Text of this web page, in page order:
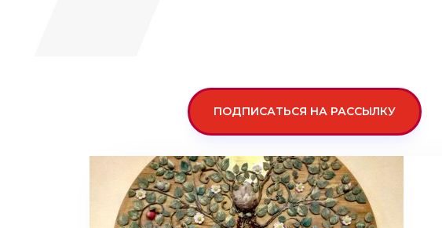
ПОДПИСАТЬСЯ НА РАССЫЛКУ